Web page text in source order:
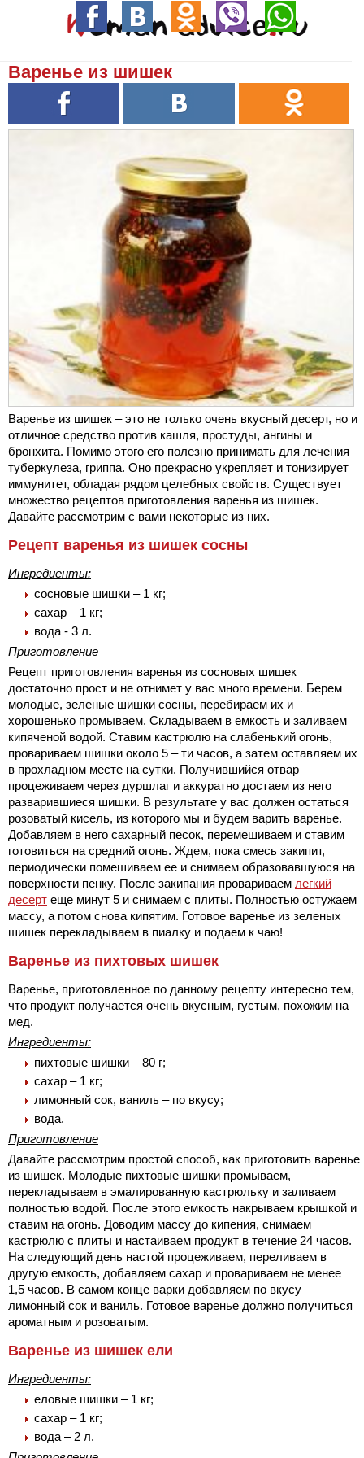
Варенье из шишек
Варенье из шишек – это не только очень вкусный десерт, но и
отличное средство против кашля, простуды, ангины и
бронхита. Помимо этого его полезно принимать для лечения
туберкулеза, гриппа. Оно прекрасно укрепляет и тонизирует
иммунитет, обладая рядом целебных свойств. Существует
множество рецептов приготовления варенья из шишек.
Давайте рассмотрим с вами некоторые из них.
Рецепт варенья из шишек сосны
Ингредиенты:
сосновые шишки – 1 кг;
сахар – 1 кг;
вода - 3 л.
Приготовление
Рецепт приготовления варенья из сосновых шишек
достаточно прост и не отнимет у вас много времени. Берем
молодые, зеленые шишки сосны, перебираем их и
хорошенько промываем. Складываем в емкость и заливаем
кипяченой водой. Ставим кастрюлю на слабенький огонь,
провариваем шишки около 5 – ти часов, а затем оставляем их
в прохладном месте на сутки. Получившийся отвар
процеживаем через дуршлаг и аккуратно достаем из него
разварившиеся шишки. В результате у вас должен остаться
розоватый кисель, из которого мы и будем варить варенье.
Добавляем в него сахарный песок, перемешиваем и ставим
готовиться на средний огонь. Ждем, пока смесь закипит,
периодически помешиваем ее и снимаем образовавшуюся на
поверхности пенку. После закипания провариваем легкий
десерт еще минут 5 и снимаем с плиты. Полностью остужаем
массу, а потом снова кипятим. Готовое варенье из зеленых
шишек перекладываем в пиалку и подаем к чаю!
Варенье из пихтовых шишек
Варенье, приготовленное по данному рецепту интересно тем,
что продукт получается очень вкусным, густым, похожим на
мед.
Ингредиенты:
пихтовые шишки – 80 г;
сахар – 1 кг;
лимонный сок, ваниль – по вкусу;
вода.
Приготовление
Давайте рассмотрим простой способ, как приготовить варенье
из шишек. Молодые пихтовые шишки промываем,
перекладываем в эмалированную кастрюльку и заливаем
полностью водой. После этого емкость накрываем крышкой и
ставим на огонь. Доводим массу до кипения, снимаем
кастрюлю с плиты и настаиваем продукт в течение 24 часов.
На следующий день настой процеживаем, переливаем в
другую емкость, добавляем сахар и провариваем не менее
1,5 часов. В самом конце варки добавляем по вкусу
лимонный сок и ваниль. Готовое варенье должно получиться
ароматным и розоватым.
Варенье из шишек ели
Ингредиенты:
еловые шишки – 1 кг;
сахар – 1 кг;
вода – 2 л.